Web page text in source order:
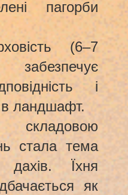
пагорби
(6–7
і
в ландшафт.
стала тема
дахів. Їхня
як